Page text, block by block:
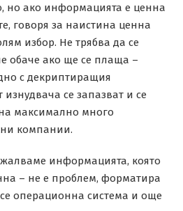
но ако информацията е ценна
говоря за наистина ценна
избор. Не трябва да се
обаче ако ще се плаща –
с декриптиращия
се запазват и се
максимално много
компании.
информацията, която
– не е проблем, форматира
операционна система и още